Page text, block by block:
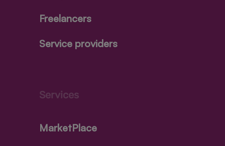
Freelancers
Service providers
Services
MarketPlace